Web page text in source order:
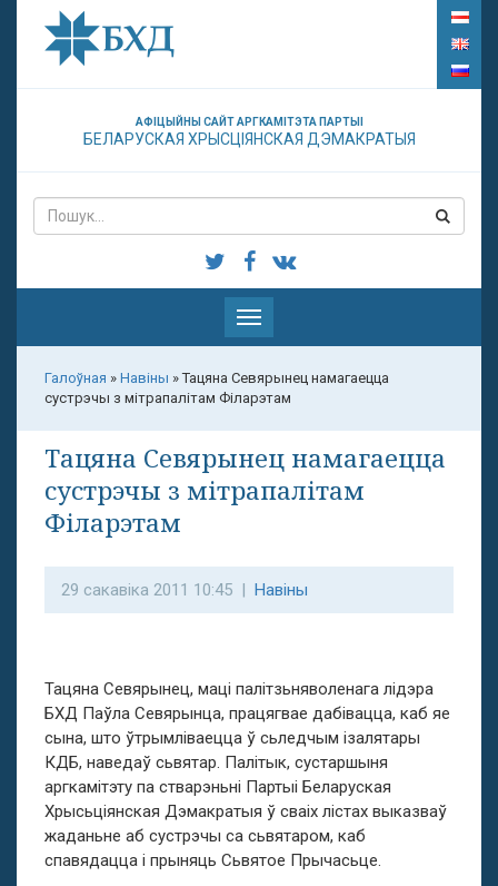
АФІЦЫЙНЫ САЙТ АРГКАМІТЭТА ПАРТЫІ
БЕЛАРУСКАЯ ХРЫСЦІЯНСКАЯ ДЭМАКРАТЫЯ
Паказаць
меню
Галоўная » Навіны »Тацяна Севярынец намагаецца
сустрэчы з мітрапалітам Філарэтам
Тацяна Севярынец намагаецца
сустрэчы з мітрапалітам
Філарэтам
29 сакавіка 2011 10:45 | Навіны
Тацяна Севярынец, маці палітзьняволенага лідэра
БХД Паўла Севярынца, працягвае дабівацца, каб яе
сына, што ўтрымліваецца ў сьледчым ізалятары
КДБ, наведаў сьвятар. Палітык, сустаршыня
аргкамітэту па стварэньні Партыі Беларуская
Хрысьціянская Дэмакратыя ў сваіх лістах выказваў
жаданьне аб сустрэчы са сьвятаром, каб
спавядацца і прыняць Сьвятое Прычасьце.